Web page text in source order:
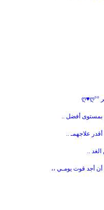
بمستوى أفضل ..
علاجهمـ ..
..
أن أجد قوت يومـي ،،